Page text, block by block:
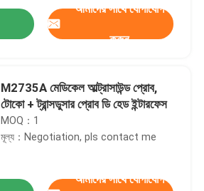
আমাদের সাথে যোগাযোগ
করুন
M2735A মেডিকেল আল্ট্রাসাউন্ড প্রোব,
টোকো + ট্রান্সডুসার প্রোব ডি হেড ইন্টারফেস
MOQ：1
মূল্য：Negotiation, pls contact me
আমাদের সাথে যোগাযোগ